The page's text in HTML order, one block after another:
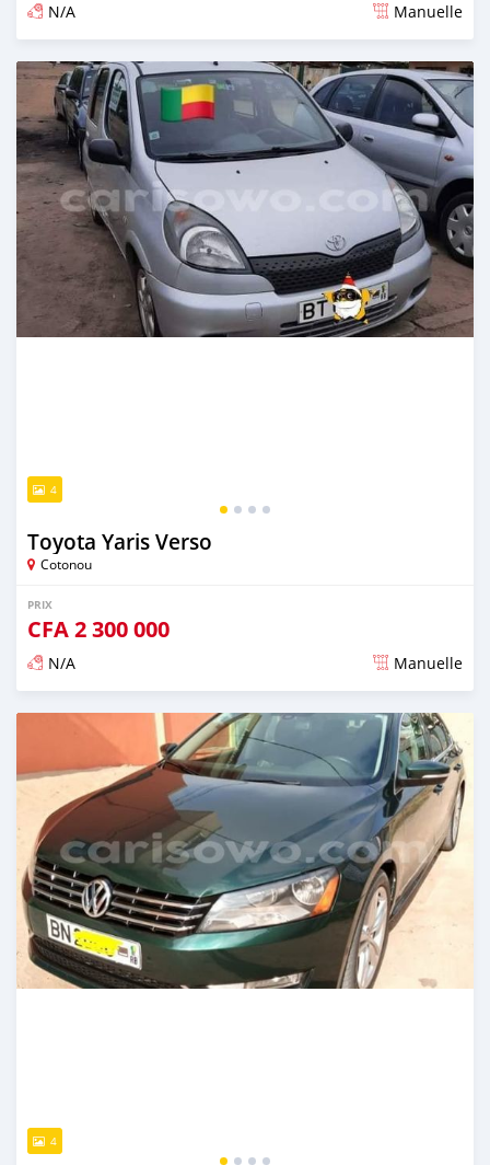
N/A Manuelle
Publié il y a presque 6 ans
4
Toyota Yaris Verso
Cotonou
PRIX
CFA2 300 000
N/A Manuelle
Publié il y a presque 6 ans
4